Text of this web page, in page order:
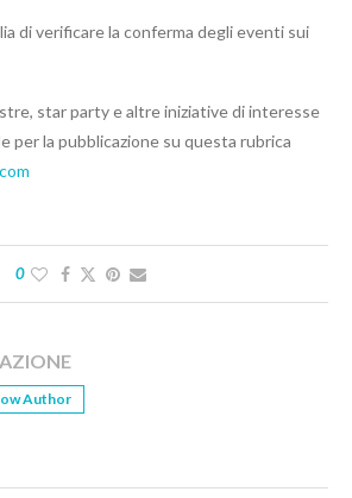
di verificare la conferma degli eventi sui
star party e altre iniziative di interesse
per la pubblicazione su questa rubrica
0
Author